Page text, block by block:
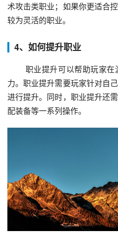
术攻击类职业；如果你更适合
较为灵活的职业。
4、如何提升职业
力。职业提升需要玩家针对自
进行提升。同时，职业提升还
配装备等一系列操作。